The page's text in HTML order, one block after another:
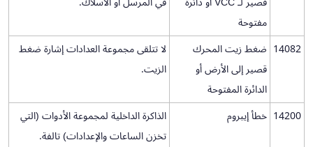
مفتوحة
14082 ضغط زيت المحرك
قصير إلى الأرض أو
الدائرة المفتوحة
لا تتلقى مجموعة العدادات إشارة ضغط
الزيت.
14200 خطأ إيبروم
الذاكرة الداخلية لمجموعة الأدوات (التي
تخزن الساعات والإعدادات) تالفة.